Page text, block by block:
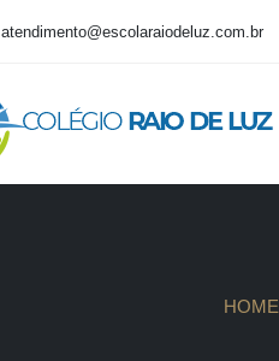
atendimento@escolaraiodeluz.com.br
HOME